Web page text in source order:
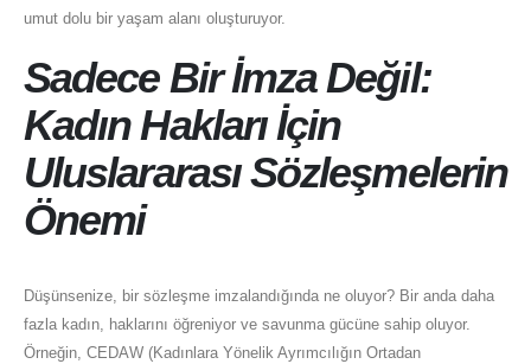
umut dolu bir yaşam alanı oluşturuyor.
Sadece Bir İmza Değil:
Kadın Hakları İçin
Uluslararası Sözleşmelerin
Önemi
Düşünsenize, bir sözleşme imzalandığında ne oluyor? Bir anda daha
fazla kadın, haklarını öğreniyor ve savunma gücüne sahip oluyor.
Örneğin, CEDAW (Kadınlara Yönelik Ayrımcılığın Ortadan